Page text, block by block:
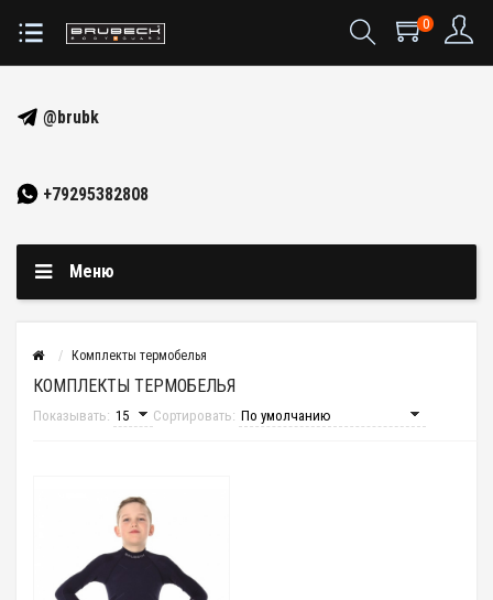
0
@brubk
+79295382808
Меню
Комплекты термобелья
КОМПЛЕКТЫ ТЕРМОБЕЛЬЯ
Показывать: Сортировать: